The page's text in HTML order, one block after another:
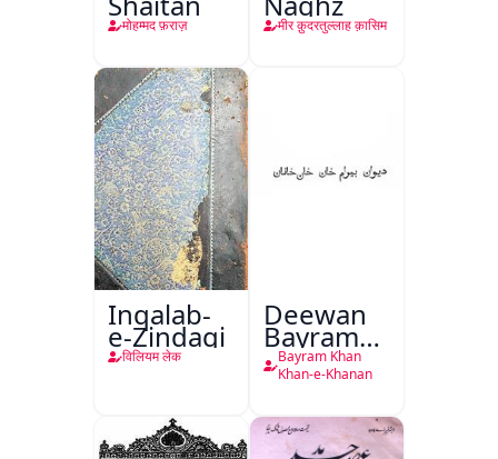
मोहम्मद फ़राज़ मीर क़ुदरतुल्लाह क़ासिम
Inqalab-
e-Zindagi
विलियम लेक
Deewan
Bayram
Khan
Khan-e-
Bayram Khan
Khan-e-Khanan